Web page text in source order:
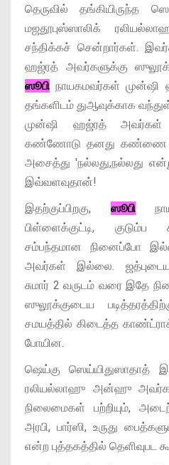
தெருவில் தங்கியிருந்த
மஜதூபுஸ்ஸாலிக்
சந்திக்கச் சென்றார்கள்.
ஹஜ்ரத் அவர்களுக்கு ஸுலூக்
ஸூபி நாயகமவர்கள் முன்ஷி
தங்களிடம் துஆவுக்காக
முன்ஷி ஹஜ்ரத் அவர்கள்
கண்ணோடு தனது கண்ணை
அசைத்து 'நல்லது,நல்லது
இவ்வளவுதான்!
இதற்குப்பிறகு, ஸூபி
பிள்ளைக்குட்டி,
சம்பந்தமான நினைப்போ
அவர்கள் இல்லை. ஜத்புடைய
சுமார் 2 வருடம் வரை இதே
ஸுலூக்குடைய
சமயத்தில் கிடைத்த
போயின.
ஷெய்கு ஸெய்யிதுஸாதாத்
ரலியல்லாஹு அன்ஹு
நிலைமைகள் பற்றியும்,
அரபி, பார்ஸி, உருது
என்ற புத்தகத்தில் தெளிவுபட